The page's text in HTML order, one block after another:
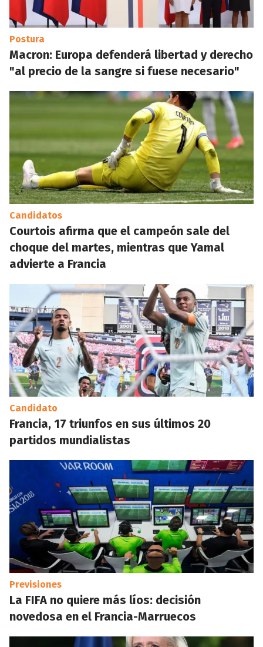
Postura
Macron: Europa defenderá libertad y derecho
"al precio de la sangre si fuese necesario"
Candidatos
Courtois afirma que el campeón sale del
choque del martes, mientras que Yamal
advierte a Francia
Candidato
Francia, 17 triunfos en sus últimos 20
partidos mundialistas
Previsiones
La FIFA no quiere más líos: decisión
novedosa en el Francia-Marruecos